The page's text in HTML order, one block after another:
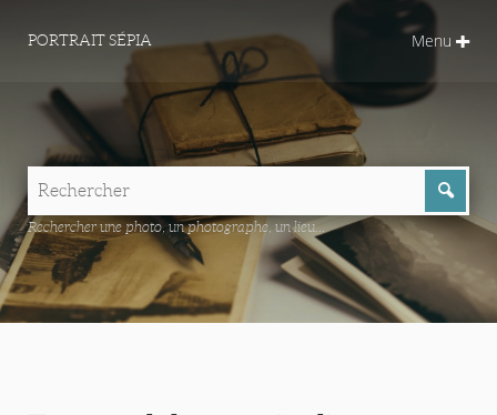
PORTRAIT SÉPIA Menu
Rechercher une photo, un photographe, un lieu...